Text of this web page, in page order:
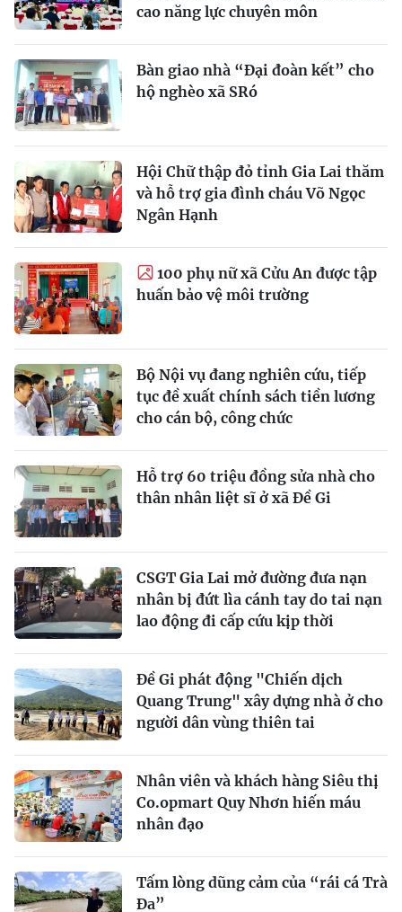
cao năng lực chuyên môn
Bàn giao nhà “Đại đoàn kết” cho
hộ nghèo xã SRó
Hội Chữ thập đỏ tỉnh Gia Lai thăm
và hỗ trợ gia đình cháu Võ Ngọc
Ngân Hạnh
100 phụ nữ xã Cửu An được tập
huấn bảo vệ môi trường
Bộ Nội vụ đang nghiên cứu, tiếp
tục đề xuất chính sách tiền lương
cho cán bộ, công chức
Hỗ trợ 60 triệu đồng sửa nhà cho
thân nhân liệt sĩ ở xã Đề Gi
CSGT Gia Lai mở đường đưa nạn
nhân bị đứt lìa cánh tay do tai nạn
lao động đi cấp cứu kịp thời
Đề Gi phát động "Chiến dịch
Quang Trung" xây dựng nhà ở cho
người dân vùng thiên tai
Nhân viên và khách hàng Siêu thị
Co.opmart Quy Nhơn hiến máu
nhân đạo
Tấm lòng dũng cảm của “rái cá Trà
Đa”